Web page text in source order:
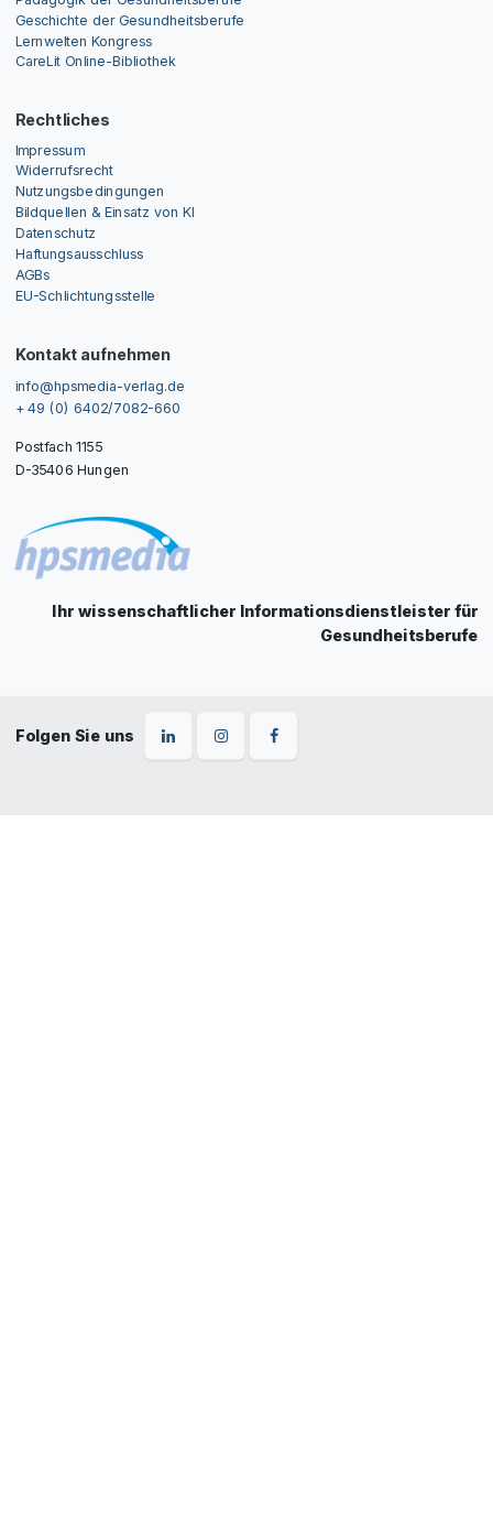
Geschichte der Gesundheitsberufe
Lernwelten Kongress
CareLit Online-Bibliothek
Rechtliches
Impressum
Widerrufsrecht
Nutzungsbedingungen
Bildquellen & Einsatz von KI
Datenschutz
Haftungsausschluss
AGBs
EU-Schlichtungsstelle
Kontakt aufnehmen
info@hpsmedia-verlag.de
+ 49 (0) 6402/7082-660
Postfach 1155
D-35406 Hungen
Ihr wissenschaftlicher Informationsdienstleister für
Gesundheitsberufe
Folgen Sie uns